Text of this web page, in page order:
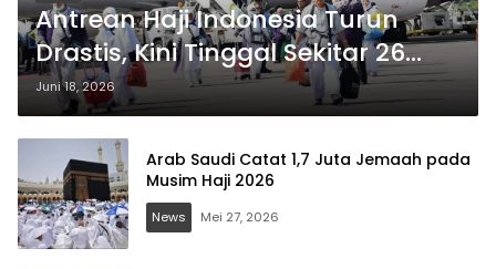
Antrean Haji Indonesia Turun
Drastis, Kini Tinggal Sekitar 26
Tahun.
Juni 18, 2026
Arab Saudi Catat 1,7 Juta Jemaah pada
Musim Haji 2026
News Mei 27, 2026